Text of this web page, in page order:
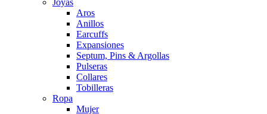
Joyas
Aros
Anillos
Earcuffs
Expansiones
Septum, Pins & Argollas
Pulseras
Collares
Tobilleras
Ropa
Mujer